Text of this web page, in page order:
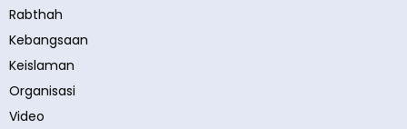
Rabthah
Kebangsaan
Keislaman
Organisasi
Video